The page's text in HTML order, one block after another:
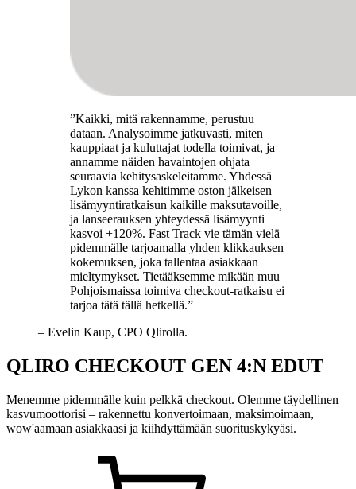
”Kaikki, mitä rakennamme, perustuu
dataan. Analysoimme jatkuvasti, miten
kauppiaat ja kuluttajat todella toimivat, ja
annamme näiden havaintojen ohjata
seuraavia kehitysaskeleitamme. Yhdessä
Lykon kanssa kehitimme oston jälkeisen
lisämyyntiratkaisun kaikille maksutavoille,
ja lanseerauksen yhteydessä lisämyynti
kasvoi +120%. Fast Track vie tämän vielä
pidemmälle tarjoamalla yhden klikkauksen
kokemuksen, joka tallentaa asiakkaan
mieltymykset. Tietääksemme mikään muu
Pohjoismaissa toimiva checkout-ratkaisu ei
tarjoa tätä tällä hetkellä.”
– Evelin Kaup, CPO Qlirolla.
QLIRO CHECKOUT GEN 4:N EDUT
Menemme pidemmälle kuin pelkkä checkout. Olemme täydellinen
kasvumoottorisi – rakennettu konvertoimaan, maksimoimaan,
wow'aamaan asiakkaasi ja kiihdyttämään suorituskykyäsi.